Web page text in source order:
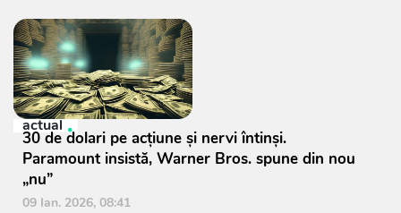
actual
30 de dolari pe acțiune și nervi întinși.
Paramount insistă, Warner Bros. spune din nou
„nu”
09 Ian. 2026, 08:41